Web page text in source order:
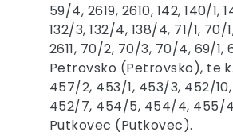
59/4, 2619, 2610, 142, 140/1,
132/3, 132/4, 138/4, 71/1,
2611, 70/2, 70/3, 70/4, 69/1,
Petrovsko (Petrovsko), te
457/2, 453/1, 453/3, 452/
452/7, 454/5, 454/4, 455/
Putkovec (Putkovec).